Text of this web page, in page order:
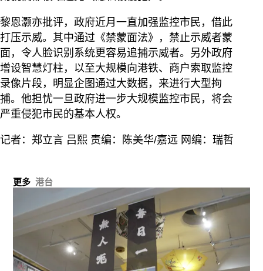
黎恩灏亦批评，政府近月一直加强监控市民，借此
打压示威。其中通过《禁蒙面法》，禁止示威者蒙
面，令人脸识别系统更容易追捕示威者。另外政府
增设智慧灯柱，以至大规模向港铁、商户索取监控
录像片段，明显企图通过大数据，来进行大型拘
捕。他担忧一旦政府进一步大规模监控市民，将会
严重侵犯市民的基本人权。
记者：郑立言 吕熙 责编：陈美华/嘉远 网编：瑞哲
更多 港台